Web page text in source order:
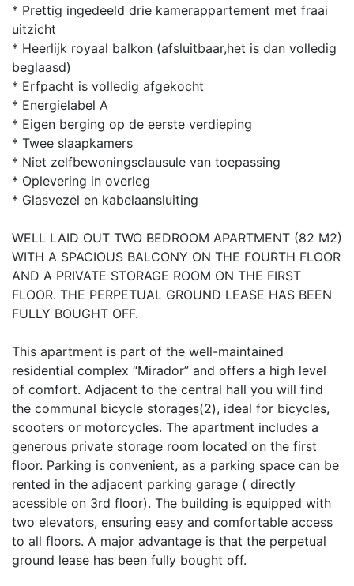
* Prettig ingedeeld drie kamerappartement met fraai
uitzicht
* Heerlijk royaal balkon (afsluitbaar,het is dan volledig
beglaasd)
* Erfpacht is volledig afgekocht
* Energielabel A
* Eigen berging op de eerste verdieping
* Twee slaapkamers
* Niet zelfbewoningsclausule van toepassing
* Oplevering in overleg
* Glasvezel en kabelaansluiting
WELL LAID OUT TWO BEDROOM APARTMENT (82 M2)
WITH A SPACIOUS BALCONY ON THE FOURTH FLOOR
AND A PRIVATE STORAGE ROOM ON THE FIRST
FLOOR. THE PERPETUAL GROUND LEASE HAS BEEN
FULLY BOUGHT OFF.
This apartment is part of the well-maintained
residential complex “Mirador” and offers a high level
of comfort. Adjacent to the central hall you will find
the communal bicycle storages(2), ideal for bicycles,
scooters or motorcycles. The apartment includes a
generous private storage room located on the first
floor. Parking is convenient, as a parking space can be
rented in the adjacent parking garage ( directly
acessible on 3rd floor). The building is equipped with
two elevators, ensuring easy and comfortable access
to all floors. A major advantage is that the perpetual
ground lease has been fully bought off.